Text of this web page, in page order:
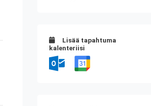
Lisää tapahtuma
kalenteriisi